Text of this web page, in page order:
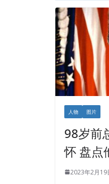
人物 图片
98岁前
怀 盘点
2023年2月19